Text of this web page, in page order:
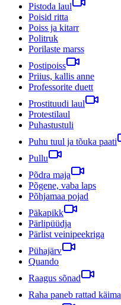
Pistoda laul
Poisid ritta
Poiss ja kitarr
Politruk
Porilaste marss
Postipoiss
Priius, kallis anne
Professorite duett
Prostituudi laul
Protestilaul
Puhastustuli
Puhu tuul ja tõuka paati
Pullu
Põdra maja
Põgene, vaba laps
Põhjamaa pojad
Päkapikk
Pärlipüüdja
Pärlist veinipeekriga
Pühajärv
Quando
Raagus sõnad
Raha paneb rattad käima